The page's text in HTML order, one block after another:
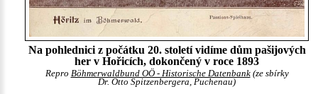
Na pohlednici z počátku 20. století vidíme dům pašijových
her v Hořicích, dokončený v roce 1893
Repro Böhmerwaldbund OÖ - Historische Datenbank(ze sbírky
Dr. Otto Spitzenbergera, Puchenau)